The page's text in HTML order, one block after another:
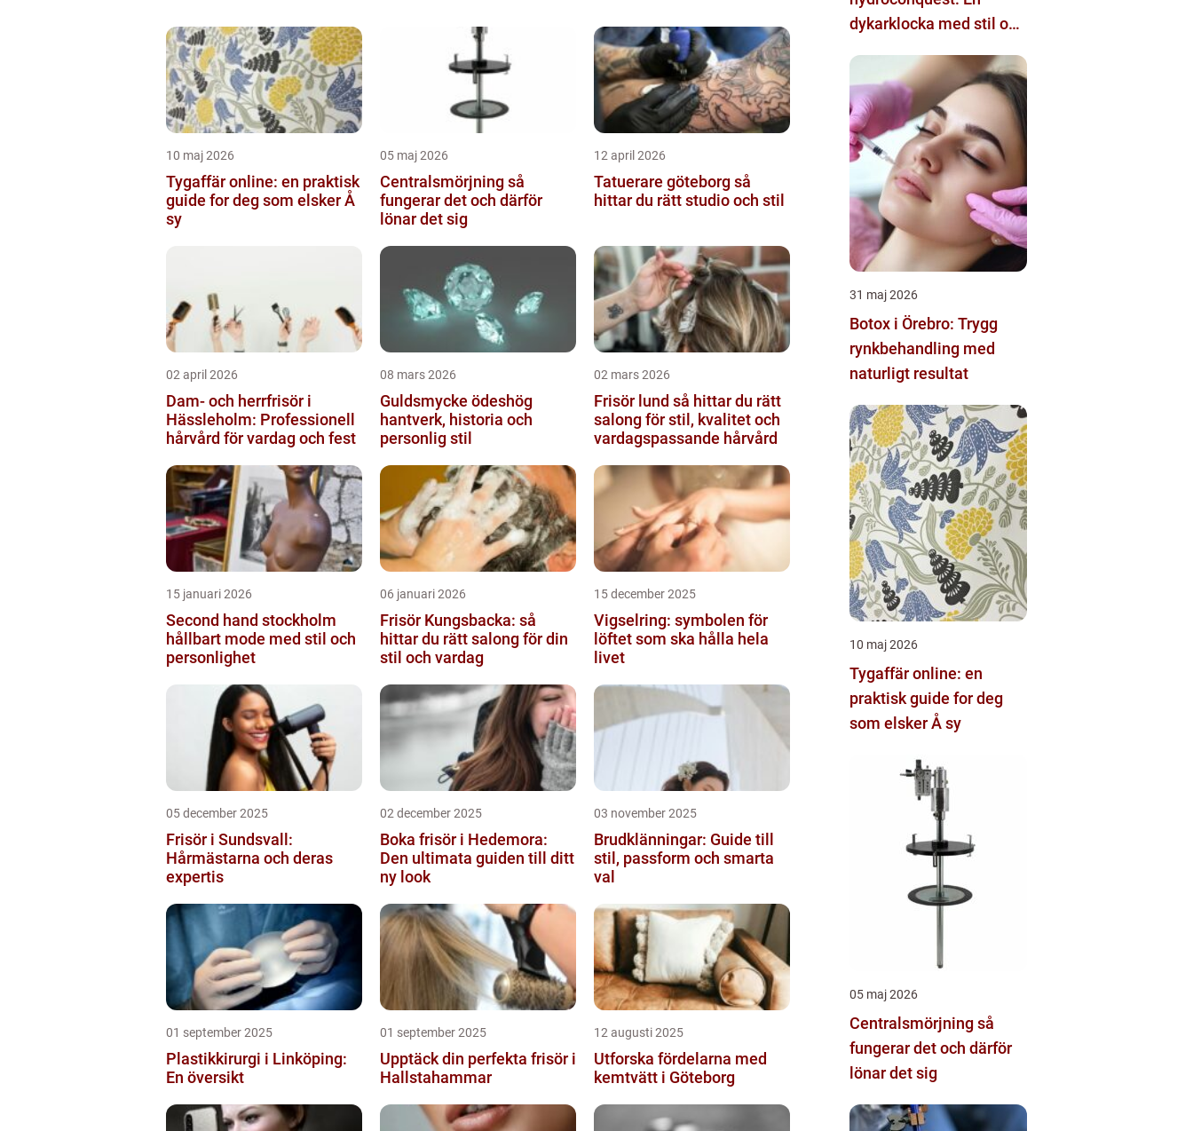
10 maj 2026
Tygaffär online: en praktisk
guide for deg som elsker Å
sy
05 maj 2026
Centralsmörjning så
fungerar det och därför
lönar det sig
12 april 2026
Tatuerare göteborg så
hittar du rätt studio och stil
02 april 2026
Dam- och herrfrisör i
Hässleholm: Professionell
hårvård för vardag och fest
08 mars 2026
Guldsmycke ödeshög
hantverk, historia och
personlig stil
02 mars 2026
Frisör lund så hittar du rätt
salong för stil, kvalitet och
vardagspassande hårvård
15 januari 2026
Second hand stockholm
hållbart mode med stil och
personlighet
06 januari 2026
Frisör Kungsbacka: så
hittar du rätt salong för din
stil och vardag
15 december 2025
Vigselring: symbolen för
löftet som ska hålla hela
livet
05 december 2025
Frisör i Sundsvall:
Hårmästarna och deras
expertis
02 december 2025
Boka frisör i Hedemora:
Den ultimata guiden till ditt
ny look
03 november 2025
Brudklänningar: Guide till
stil, passform och smarta
val
01 september 2025
Plastikkirurgi i Linköping:
En översikt
01 september 2025
Upptäck din perfekta frisör i
Hallstahammar
12 augusti 2025
Utforska fördelarna med
kemtvätt i Göteborg
dykarklocka med stil och
31 maj 2026
Botox i Örebro: Trygg
rynkbehandling med
naturligt resultat
10 maj 2026
Tygaffär online: en
praktisk guide for deg
som elsker Å sy
05 maj 2026
Centralsmörjning så
fungerar det och därför
lönar det sig